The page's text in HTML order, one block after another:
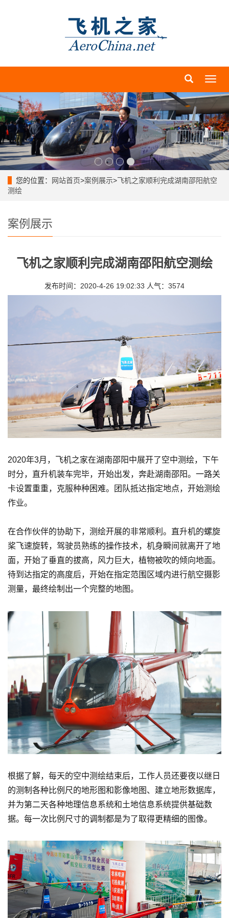
导
菜
单
您的位置： 网站首页>案例展示>飞机之家顺利完成湖南邵阳航空
测绘
案例展示
飞机之家顺利完成湖南邵阳航空测绘
发布时间：2020-4-26 19:02:33 人气：3574
2020年3月，飞机之家在湖南邵阳中展开了空中测绘，下午
时分，直升机装车完毕，开始出发，奔赴湖南邵阳。一路关
卡设置重重，克服种种困难。团队抵达指定地点，开始测绘
作业。
在合作伙伴的协助下，测绘开展的非常顺利。直升机的螺旋
桨飞速旋转，驾驶员熟练的操作技术，机身瞬间就离开了地
面，开始了垂直的拔高，风力巨大，植物被吹的倾向地面。
待到达指定的高度后，开始在指定范围区域内进行航空摄影
测量，最终绘制出一个完整的地图。
根据了解，每天的空中测绘结束后，工作人员还要夜以继日
的测制各种比例尺的地形图和影像地图、建立地形数据库，
并为第二天各种地理信息系统和土地信息系统提供基础数
据。每一次比例尺寸的调制都是为了取得更精细的图像。